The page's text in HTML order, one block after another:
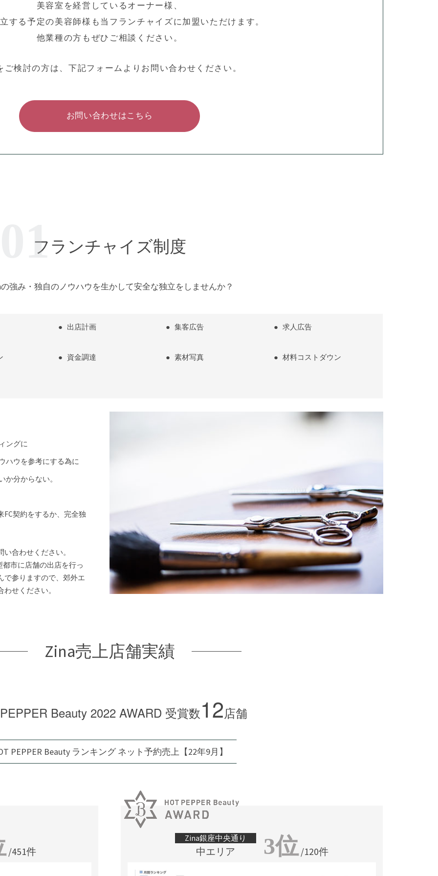
美容室を経営しているオーナー様、
する予定の美容師様も当フランチャイズに加盟いただけます。
他業種の方もぜひご相談ください。
ご検討の方は、下記フォームよりお問い合わせください。
お問い合わせはこちら
フランチャイズ制度
強み・独自のノウハウを生かして安全な独立をしませんか？
出店計画 集客広告 求人広告
資金調達 素材写真 材料コストダウン
ングに
ハウを参考にする為に
分からない。
FC契約をするか、完全独
合わせください。
市に店舗の出店を行っ
で参りますので、郊外エ
せください。
Zina売上店舗実績
Beauty 2022 AWARD 受賞数12店舗
PEPPER Beauty ランキングネット予約売上【22年9月】
/451件
Zina銀座中央通り
中エリア 3位/120件